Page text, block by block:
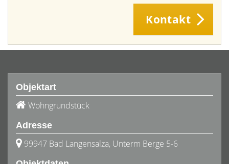
Kontakt
Objektart
Wohngrundstück
Adresse
99947 Bad Langensalza, Unterm Berge 5-6